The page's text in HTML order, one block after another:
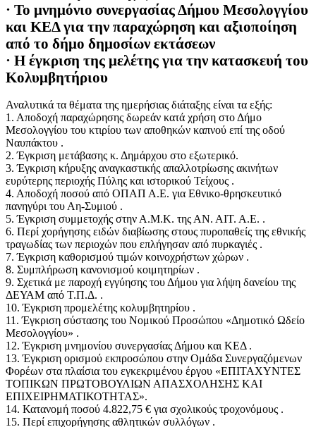
· Το μνημόνιο συνεργασίας Δήμου Μεσολογγίου
και ΚΕΔ για την παραχώρηση και αξιοποίηση
από το δήμο δημοσίων εκτάσεων
· Η έγκριση της μελέτης για την κατασκευή του
Κολυμβητήριου
Αναλυτικά τα θέματα της ημερήσιας διάταξης είναι τα εξής:
1. Αποδοχή παραχώρησης δωρεάν κατά χρήση στο Δήμο
Μεσολογγίου του κτιρίου των αποθηκών καπνού επί της οδού
Ναυπάκτου .
2. Έγκριση μετάβασης κ. Δημάρχου στο εξωτερικό.
3. Έγκριση κήρυξης αναγκαστικής απαλλοτρίωσης ακινήτων
ευρύτερης περιοχής Πύλης και ιστορικού Τείχους .
4. Αποδοχή ποσού από ΟΠΑΠ Α.Ε. για Εθνικο-θρησκευτικό
πανηγύρι του Αη-Συμιού .
5. Έγκριση συμμετοχής στην Α.Μ.Κ. της ΑΝ. ΑΙΤ. Α.Ε. .
6. Περί χορήγησης ειδών διαβίωσης στους πυροπαθείς της εθνικής
τραγωδίας των περιοχών που επλήγησαν από πυρκαγιές .
7. Έγκριση καθορισμού τιμών κοινοχρήστων χώρων .
8. Συμπλήρωση κανονισμού κοιμητηρίων .
9. Σχετικά με παροχή εγγύησης του Δήμου για λήψη δανείου της
ΔΕΥΑΜ από Τ.Π.Δ. .
10. Έγκριση προμελέτης κολυμβητηρίου .
11. Έγκριση σύστασης του Νομικού Προσώπου «Δημοτικό Ωδείο
Μεσολογγίου» .
12. Έγκριση μνημονίου συνεργασίας Δήμου και ΚΕΔ .
13. Έγκριση ορισμού εκπροσώπου στην Ομάδα Συνεργαζόμενων
Φορέων στα πλαίσια του εγκεκριμένου έργου «ΕΠΙΤΑΧΥΝΤΕΣ
ΤΟΠΙΚΩΝ ΠΡΩΤΟΒΟΥΛΙΩΝ ΑΠΑΣΧΟΛΗΣΗΣ ΚΑΙ
ΕΠΙΧΕΙΡΗΜΑΤΙΚΟΤΗΤΑΣ».
14. Κατανομή ποσού 4.822,75 € για σχολικούς τροχονόμους .
15. Περί επιχορήγησης αθλητικών συλλόγων .